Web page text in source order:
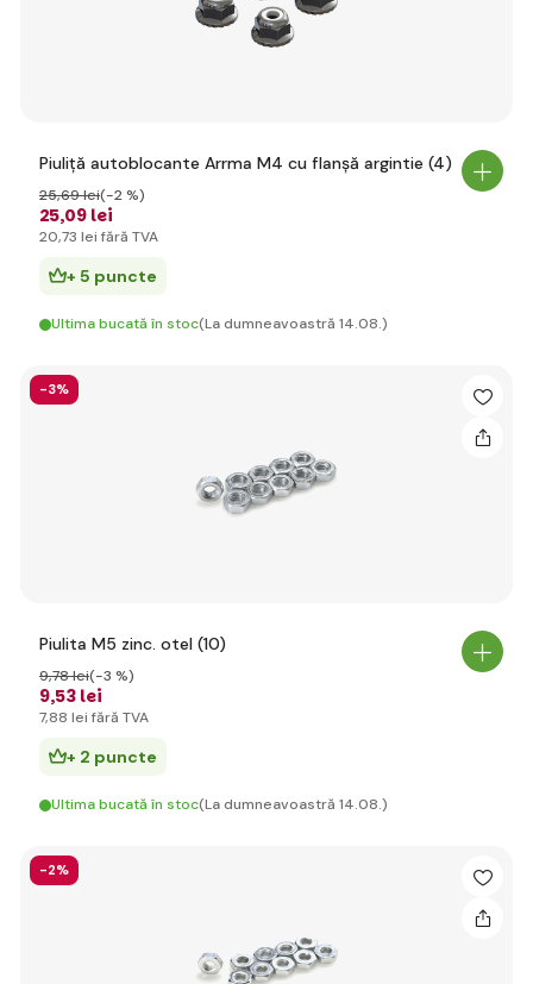
Piuliță autoblocante Arrma M4 cu flanșă argintie (4)
25,09 lei
25,69 lei(-2 %)
20,73 lei fără TVA
+ 5 puncte
Ultima bucată în stoc(La dumneavoastră 14.08.)
-3%
Piulita M5 zinc. otel (10)
9,53 lei
9,78 lei(-3 %)
7,88 lei fără TVA
+ 2 puncte
Ultima bucată în stoc(La dumneavoastră 14.08.)
-2%